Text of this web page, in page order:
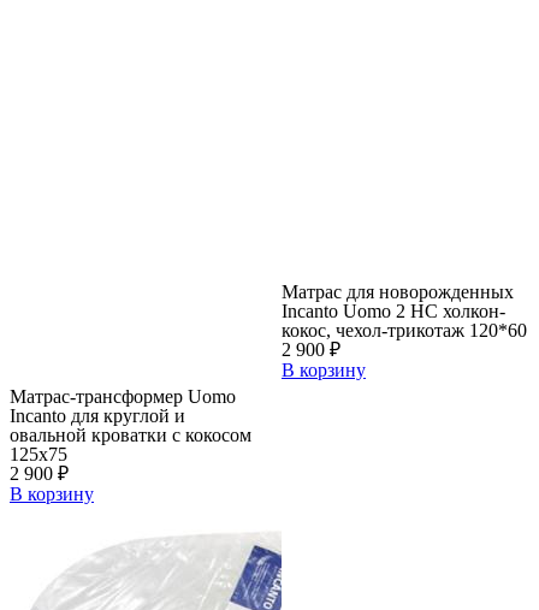
Матрас-трансформер Uomo
Incanto для круглой и
овальной кроватки с кокосом
125х75
2 900 ₽
В корзину
Матрас для новорожденных
Incanto Uomo 2 HC холкон-
кокос, чехол-трикотаж 120*60
2 900 ₽
В корзину